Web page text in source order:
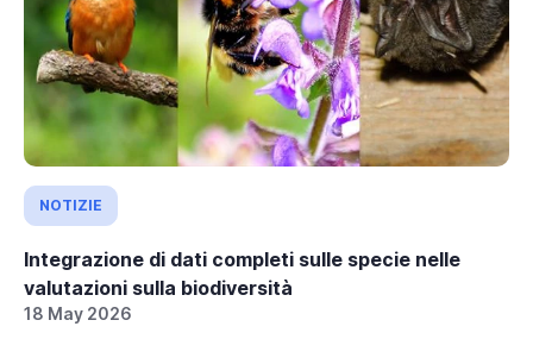
NOTIZIE
Integrazione di dati completi sulle specie nelle
valutazioni sulla biodiversità
18 May 2026